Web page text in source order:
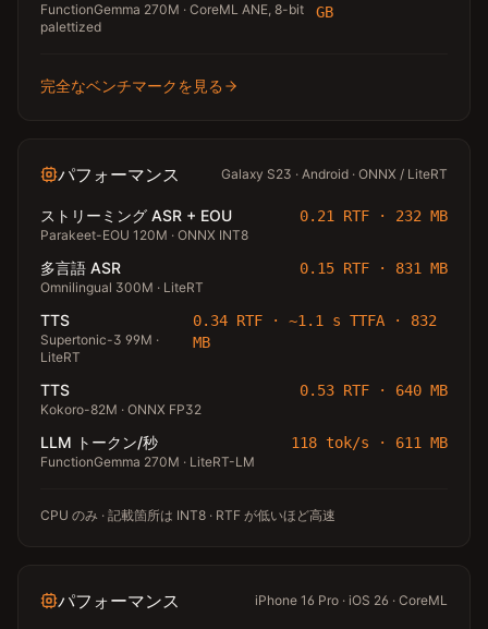
FunctionGemma 270M · CoreML ANE, 8-bit
palettized
GB
完全なベンチマークを見る
パフォーマンス Galaxy S23 · Android · ONNX / LiteRT
ストリーミング ASR + EOU
Parakeet-EOU 120M · ONNX INT8
0.21 RTF · 232 MB
多言語 ASR
Omnilingual 300M · LiteRT
0.15 RTF · 831 MB
TTS
Supertonic-3 99M ·
LiteRT
0.34 RTF · ~1.1 s TTFA · 832
MB
TTS
Kokoro-82M · ONNX FP32
0.53 RTF · 640 MB
LLM トークン/秒
FunctionGemma 270M · LiteRT-LM
118 tok/s · 611 MB
CPU のみ · 記載箇所は INT8 · RTF が低いほど高速
パフォーマンス iPhone 16 Pro · iOS 26 · CoreML